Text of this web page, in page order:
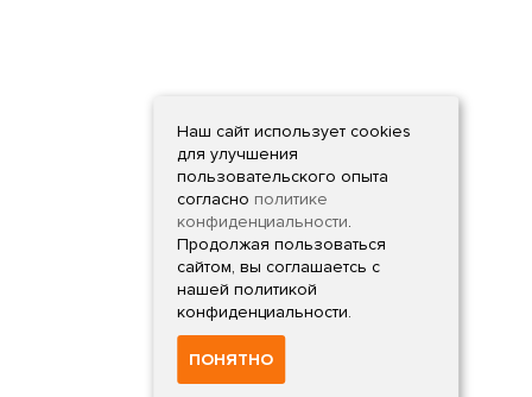
Наш сайт использует cookies
для улучшения
пользовательского опыта
согласно политике
конфиденциальности.
Продолжая пользоваться
сайтом, вы соглашаетсь с
нашей политикой
конфиденциальности.
ПОНЯТНО